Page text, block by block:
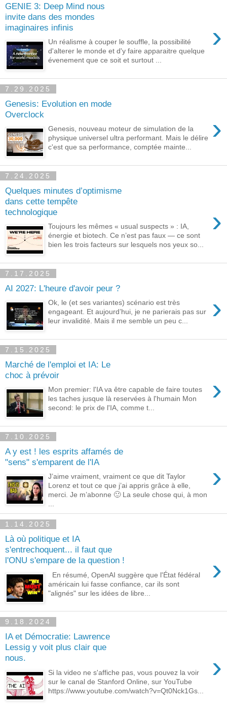
GENIE 3: Deep Mind nous
invite dans des mondes
imaginaires infinis
›
Un réalisme à couper le souffle, la possibilité
d'alterer le monde et d'y faire apparaitre quelque
évenement que ce soit et surtout ...
7.29.2025
Genesis: Evolution en mode
Overclock
›
Genesis, nouveau moteur de simulation de la
physique universel ultra performant. Mais le délire
c'est que sa performance, comptée mainte...
7.24.2025
Quelques minutes d’optimisme
dans cette tempête
technologique
›
Toujours les mêmes « usual suspects » : IA,
énergie et biotech. Ce n’est pas faux — ce sont
bien les trois facteurs sur lesquels nos yeux so...
7.17.2025
AI 2027: L'heure d'avoir peur ?
›
Ok, le (et ses variantes) scénario est très
engageant. Et aujourd’hui, je ne parierais pas sur
leur invalidité. Mais il me semble un peu c...
7.15.2025
Marché de l'emploi et IA: Le
choc à prévoir
›
Mon premier: l'IA va être capable de faire toutes
les taches jusque là reservées à l'humain Mon
second: le prix de l'IA, comme t...
7.10.2025
A y est ! les esprits affamés de
"sens" s'emparent de l'IA
›
J’aime vraiment, vraiment ce que dit Taylor
Lorenz et tout ce que j’ai appris grâce à elle,
merci. Je m’abonne 🙂 La seule chose qui, à mon
...
1.14.2025
Là où politique et IA
s'entrechoquent... il faut que
l'ONU s'empare de la question !
›
En résumé, OpenAI suggère que l'État fédéral
américain lui fasse confiance, car ils sont
"alignés" sur les idées de libre...
9.18.2024
IA et Démocratie: Lawrence
Lessig y voit plus clair que
nous.
›
Si la video ne s'affiche pas, vous pouvez la voir
sur le canal de Stanford Online, sur YouTube
https://www.youtube.com/watch?v=Qt0Nck1Gs...